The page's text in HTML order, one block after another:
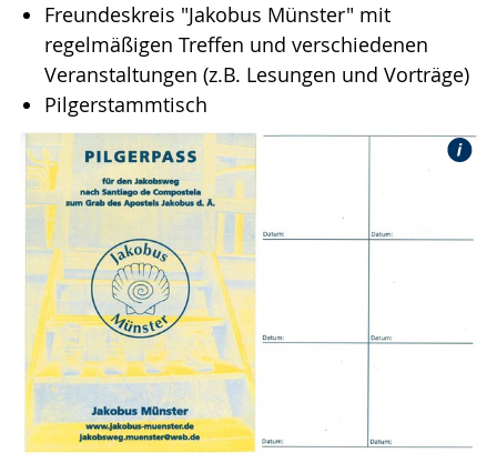
Freundeskreis "Jakobus Münster" mit
regelmäßigen Treffen und verschiedenen
Veranstaltungen (z.B. Lesungen und Vorträge)
Pilgerstammtisch